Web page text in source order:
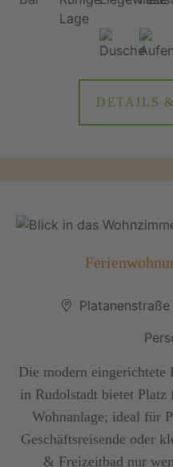
DETAILS
Die modern eingerichtete
in Rudolstadt bietet Platz
Wohnanlage; ideal für
Geschäftsreisende oder
& Freizeitbad nur